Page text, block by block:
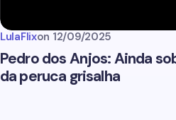
LulaFlixon 12/09/2025
Pedro dos Anjos: Ainda
da peruca grisalha